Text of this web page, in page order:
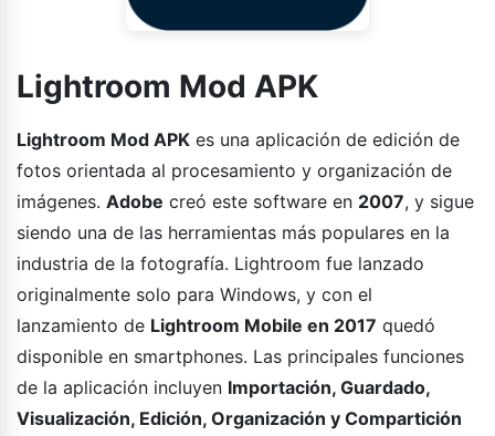
Lightroom Mod APK
Lightroom Mod APK es una aplicación de edición de
fotos orientada al procesamiento y organización de
imágenes. Adobe creó este software en 2007, y sigue
siendo una de las herramientas más populares en la
industria de la fotografía. Lightroom fue lanzado
originalmente solo para Windows, y con el
lanzamiento de Lightroom Mobile en 2017 quedó
disponible en smartphones. Las principales funciones
de la aplicación incluyen Importación, Guardado,
Visualización, Edición, Organización y Compartición